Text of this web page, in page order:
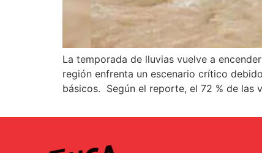
La temporada de lluvias vuelve a
región enfrenta un escenario crítico
básicos. Según el reporte, el 72 % de las